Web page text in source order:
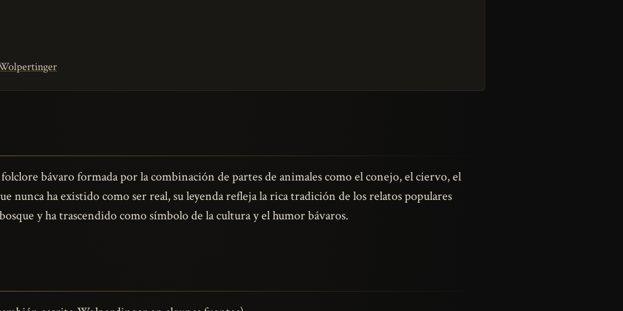
bávaro formada por la combinación de partes de animales como el conejo, el ciervo, el
nunca ha existido como ser real, su leyenda refleja la rica tradición de los relatos populares
y ha trascendido como símbolo de la cultura y el humor bávaros.